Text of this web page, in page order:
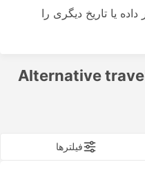
یا تاریخ دیگری را
Alternative
فیلتر‌ها